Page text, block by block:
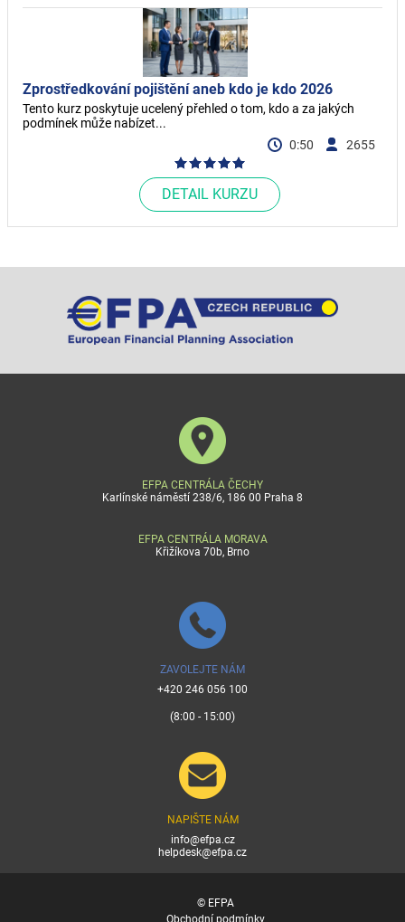
Zprostředkování pojištění aneb kdo je kdo 2026
Tento kurz poskytuje ucelený přehled o tom, kdo a za jakých
podmínek může nabízet...
0:50
2655
DETAIL KURZU
EFPA CENTRÁLA ČECHY
Karlínské náměstí 238/6, 186 00 Praha 8
EFPA CENTRÁLA MORAVA
Křižíkova 70b, Brno
ZAVOLEJTE NÁM
+420 246 056 100
(8:00 - 15:00)
NAPIŠTE NÁM
info@efpa.cz
helpdesk@efpa.cz
© EFPA
Obchodní podmínky